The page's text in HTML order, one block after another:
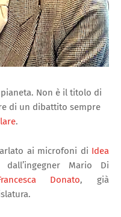
Non è il titolo di
di un dibattito sempre
.
ai microfoni di Idea
dall’ingegner Mario Di
Donato, già